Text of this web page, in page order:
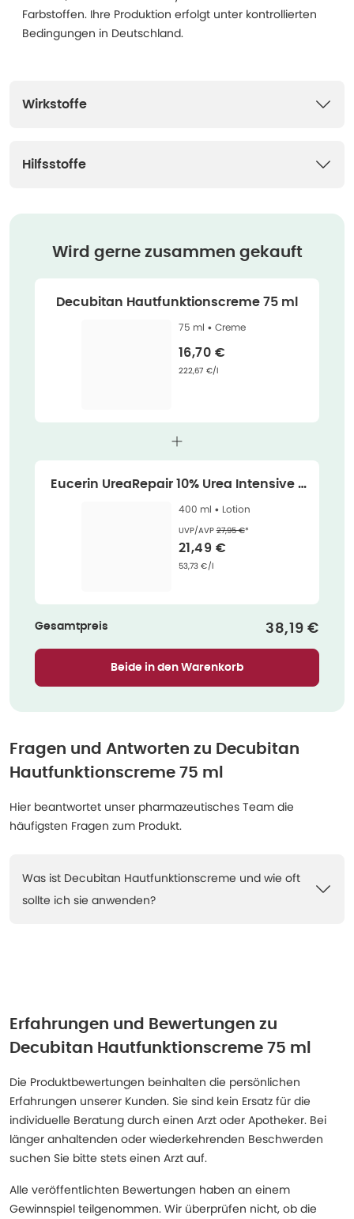
Farbstoffen. Ihre Produktion erfolgt unter kontrollierten
Bedingungen in Deutschland.
Wirkstoffe
Hilfsstoffe
Wird gerne zusammen gekauft
Decubitan Hautfunktionscreme 75 ml
75 ml • Creme
Verkaufspreis
16,70 €
Grundpreis
222,67 €/l
Eucerin UreaRepair 10% Urea Intensive F
euchtigkeitslotion 400 ml
400 ml • Lotion
UVP/AVPEhemaliger Preis (U V P)
27,95 €*
Verkaufspreis
21,49 €
Grundpreis
53,73 €/l
Gesamtpreis 38,19 €
Beide in den Warenkorb
Fragen und Antworten zu Decubitan
Hautfunktionscreme 75 ml
Hier beantwortet unser pharmazeutisches Team die
häufigsten Fragen zum Produkt.
Was ist Decubitan Hautfunktionscreme und wie oft
sollte ich sie anwenden?
Erfahrungen und Bewertungen zu
Decubitan Hautfunktionscreme 75 ml
Die Produktbewertungen beinhalten die persönlichen
Erfahrungen unserer Kunden. Sie sind kein Ersatz für die
individuelle Beratung durch einen Arzt oder Apotheker. Bei
länger anhaltenden oder wiederkehrenden Beschwerden
suchen Sie bitte stets einen Arzt auf.
Alle veröffentlichten Bewertungen haben an einem
Gewinnspiel teilgenommen. Wir überprüfen nicht, ob die